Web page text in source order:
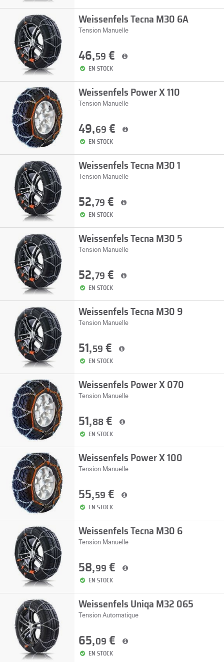
Weissenfels Tecna M30 6A
Tension Manuelle
46,59 €
EN STOCK
Weissenfels Power X 110
Tension Manuelle
49,69 €
EN STOCK
Weissenfels Tecna M30 1
Tension Manuelle
52,79 €
EN STOCK
Weissenfels Tecna M30 5
Tension Manuelle
52,79 €
EN STOCK
Weissenfels Tecna M30 9
Tension Manuelle
51,59 €
EN STOCK
Weissenfels Power X 070
Tension Manuelle
51,88€
EN STOCK
Weissenfels Power X 100
Tension Manuelle
55,59 €
EN STOCK
Weissenfels Tecna M30 6
Tension Manuelle
58,99 €
EN STOCK
Weissenfels Uniqa M32 065
Tension Automatique
65,09 €
EN STOCK